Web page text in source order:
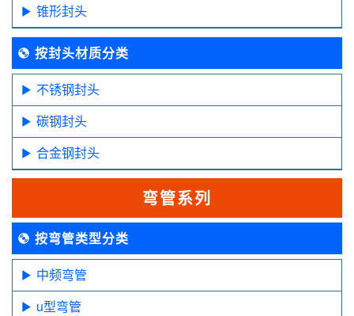
锥形封头
按封头材质分类
不锈钢封头
碳钢封头
合金钢封头
弯管系列
按弯管类型分类
中频弯管
u型弯管